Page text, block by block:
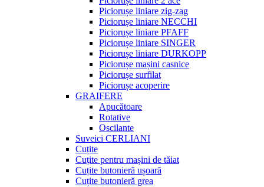
Piciorușe liniare zig-zag
Piciorușe liniare NECCHI
Piciorușe liniare PFAFF
Piciorușe liniare SINGER
Piciorușe liniare DURKOPP
Piciorușe mașini casnice
Piciorușe surfilat
Piciorușe acoperire
GRAIFERE
Apucătoare
Rotative
Oscilante
Suveici CERLIANI
Cuțite
Cuțite pentru mașini de tăiat
Cuțite butonieră ușoară
Cuțite butonieră grea